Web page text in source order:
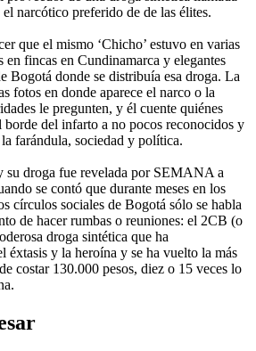
narcótico preferido de de las élites.
que el mismo ‘Chicho’ estuvo en varias
en fincas en Cundinamarca y elegantes
Bogotá donde se distribuía esa droga. La
fotos en donde aparece el narco o la
le pregunten, y él cuente quiénes
borde del infarto a no pocos reconocidos y
farándula, sociedad y política.
su droga fue revelada por SEMANA a
se contó que durante meses en los
círculos sociales de Bogotá sólo se habla
de hacer rumbas o reuniones: el 2CB (o
droga sintética que ha
éxtasis y la heroína y se ha vuelto la más
costar 130.000 pesos, diez o 15 veces lo